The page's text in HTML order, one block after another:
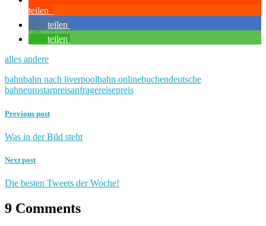
teilen
teilen
teilen
alles andere
bahnbahn nach liverpoolbahn onlinebuchendeutsche
bahneurostarpreisanfragereisepreis
Previous post
Was in der Bild steht
Next post
Die besten Tweets der Woche!
9 Comments